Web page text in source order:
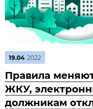
19.04 2022
Правила
ЖКУ,
должникам